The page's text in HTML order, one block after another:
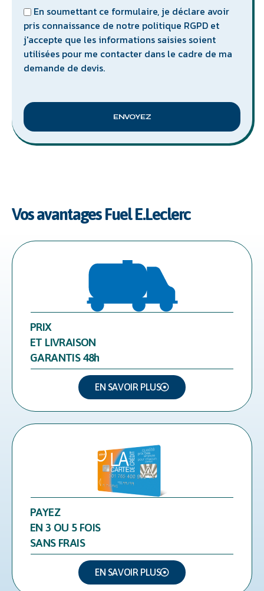
En soumettant ce formulaire, je déclare avoir
pris connaissance de notre politique RGPD et
j'accepte que les informations saisies soient
utilisées pour me contacter dans le cadre de ma
demande de devis.
ENVOYEZ
Vos avantages Fuel E.Leclerc
PRIX
ET LIVRAISON
GARANTIS 48h
EN SAVOIR PLUS
PAYEZ
EN 3 OU 5 FOIS
SANS FRAIS
EN SAVOIR PLUS